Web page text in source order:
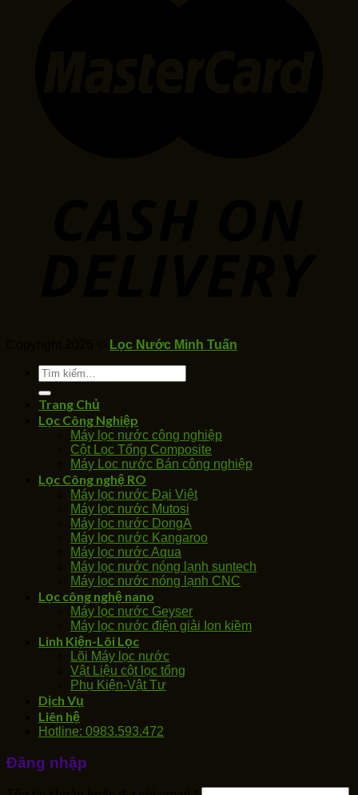
Lọc Nước Minh Tuấn
Tìm
kiếm:
Trang Chủ
Lọc Công Nghiệp
Máy lọc nước công nghiệp
Cột Lọc Tổng Composite
Máy Loc nước Bán công nghiệp
Lọc Công nghệ RO
Máy lọc nước Đại Việt
Máy lọc nước Mutosi
Máy lọc nước DongA
Máy lọc nước Kangaroo
Máy lọc nước Aqua
Máy lọc nước nóng lạnh suntech
Máy lọc nước nóng lạnh CNC
Lọc công nghệ nano
Máy lọc nước Geyser
Máy lọc nước điện giải Ion kiềm
Linh Kiện-Lõi Lọc
Lõi Máy lọc nước
Vật Liệu cột lọc tổng
Phụ Kiện-Vật Tư
Dịch Vụ
Liên hệ
Hotline: 0983.593.472
Đăng nhập